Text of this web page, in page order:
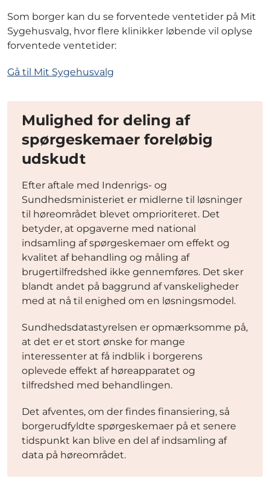
Som borger kan du se forventede ventetider på Mit
Sygehusvalg, hvor flere klinikker løbende vil oplyse
forventede ventetider:
Gå til Mit Sygehusvalg
Mulighed for deling af
spørgeskemaer foreløbig
udskudt
Efter aftale med Indenrigs- og
Sundhedsministeriet er midlerne til løsninger
til høreområdet blevet omprioriteret. Det
betyder, at opgaverne med national
indsamling af spørgeskemaer om effekt og
kvalitet af behandling og måling af
brugertilfredshed ikke gennemføres. Det sker
blandt andet på baggrund af vanskeligheder
med at nå til enighed om en løsningsmodel.
Sundhedsdatastyrelsen er opmærksomme på,
at det er et stort ønske for mange
interessenter at få indblik i borgerens
oplevede effekt af høreapparatet og
tilfredshed med behandlingen.
Det afventes, om der findes finansiering, så
borgerudfyldte spørgeskemaer på et senere
tidspunkt kan blive en del af indsamling af
data på høreområdet.